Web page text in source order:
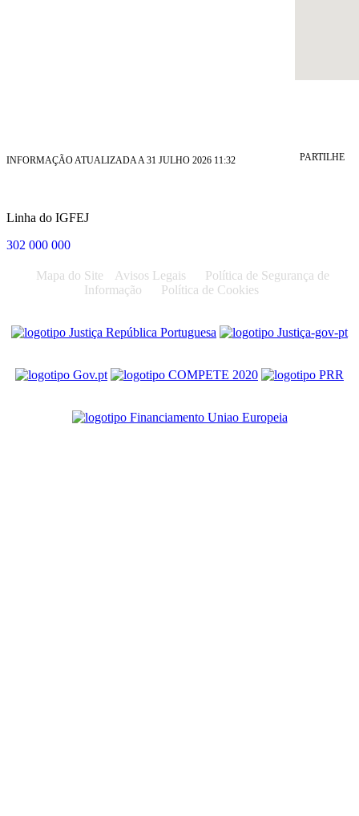
INFORMAÇÃO ATUALIZADA A 31 JULHO 2026 11:32 PARTILHE
Linha do IGFEJ
302 000 000
Mapa do Site Avisos Legais
Política de Segurança de
Informação
Política de Cookies